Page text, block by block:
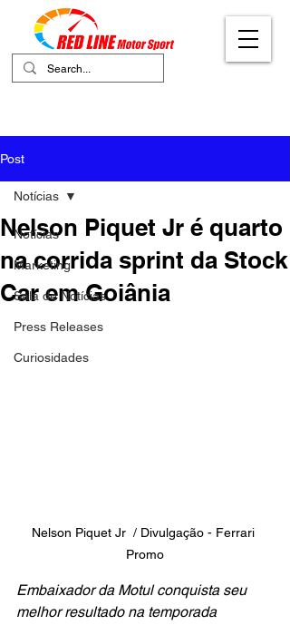
Post
Notícias
Marketing
Sala de Notícias
Press Releases
Curiosidades
Notícias
Nelson Piquet Jr é quarto
na corrida sprint da Stock
Car em Goiânia
Nelson Piquet Jr  / Divulgação - Ferrari
Promo
Embaixador da Motul conquista seu
melhor resultado na temporada